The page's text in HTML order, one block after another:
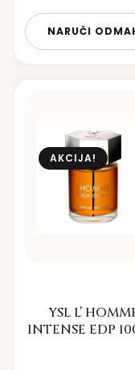
NARUČI
AKCIJA!
YSL L’
INTENSE EDP